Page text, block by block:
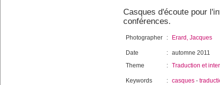
Casques d'écoute pour
conférences.
Photographer : Erard, Jacques
Date : automne 2011
Theme
: Traduction et
Keywords : casques -